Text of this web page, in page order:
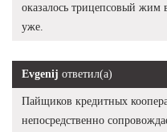
оказалось трицепсовый жим
уже.
Evgenij ответил(а)
Пайщиков кредитных
непосредственно